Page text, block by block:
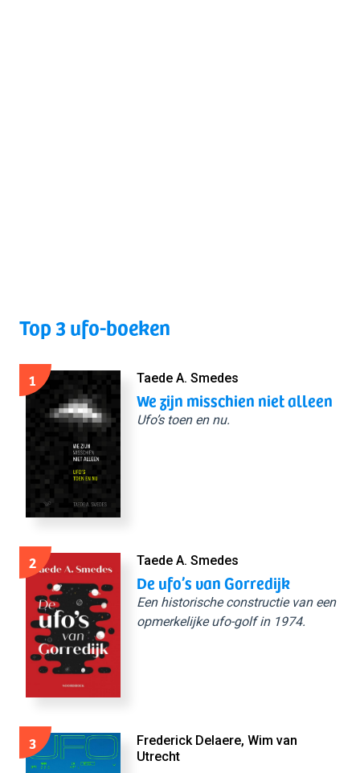
Top 3 ufo-boeken
1 Taede A. Smedes
We zijn misschien niet alleen
Ufo’s toen en nu.
2 Taede A. Smedes
De ufo’s van Gorredijk
Een historische constructie van een
opmerkelijke ufo-golf in 1974.
3
Frederick Delaere, Wim van
Utrecht